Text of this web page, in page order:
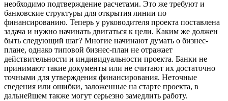
необходимо подтверждение расчетами. Это же требуют и
банковские структуры для открытия линии по
финансированию. Теперь у руководителя проекта поставлена
задача и нужно начинать двигаться к цели. Каким же должен
быть следующий шаг? Многие начинают думать о бизнес-
плане, однако типовой бизнес-план не отражает
действительности и индивидуальности проекта. Банки не
принимают такие документы или не считают их достаточно
точными для утверждения финансирования. Неточные
сведения или ошибки, заложенные на старте проекта, в
дальнейшем также могут серьезно замедлить работу.